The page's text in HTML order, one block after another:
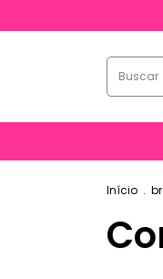
Início .